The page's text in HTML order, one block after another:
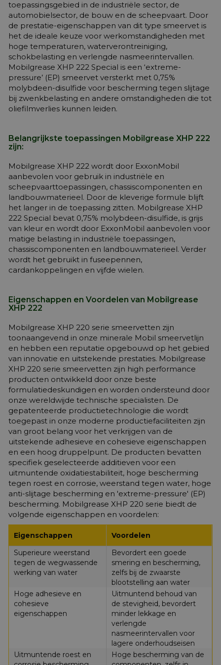
toepassingsgebied in de industriële sector, de
automobielsector, de bouw en de scheepvaart. Door
de prestatie-eigenschappen van dit type smeervet is
het de ideale keuze voor werkomstandigheden met
hoge temperaturen, waterverontreiniging,
schokbelasting en verlengde nasmeerintervallen.
Mobilgrease XHP 222 Special is een ‘extreme-
pressure’ (EP) smeervet versterkt met 0,75%
molybdeen-disulfide voor bescherming tegen slijtage
bij zwenkbelasting en andere omstandigheden die tot
oliefilmverlies kunnen leiden.
Belangrijkste toepassingen Mobilgrease XHP 222
zijn:
Mobilgrease XHP 222 wordt door ExxonMobil
aanbevolen voor gebruik in industriële en
scheepvaarttoepassingen, chassiscomponenten en
landbouwmaterieel. Door de kleverige formule blijft
het langer in de toepassing zitten. Mobilgrease XHP
222 Special bevat 0,75% molybdeen-disulfide, is grijs
van kleur en wordt door ExxonMobil aanbevolen voor
matige belasting in industriële toepassingen,
chassiscomponenten en landbouwmaterieel. Verder
wordt het gebruikt in fuseepennen,
cardankoppelingen en vijfde wielen.
Eigenschappen en Voordelen van Mobilgrease
XHP 222
Mobilgrease XHP 220 serie smeervetten zijn
toonaangevend in onze minerale Mobil smeervetlijn
en hebben een reputatie opgebouwd op het gebied
van innovatie en uitstekende prestaties. Mobilgrease
XHP 220 serie smeervetten zijn high performance
producten ontwikkeld door onze beste
formulatiedeskundigen en worden ondersteund door
onze wereldwijde technische specialisten. De
gepatenteerde productietechnologie die wordt
toegepast in onze moderne productiefaciliteiten zijn
van groot belang voor het verkrijgen van de
uitstekende adhesieve en cohesieve eigenschappen
en een hoog druppelpunt. De producten bevatten
specifiek geselecteerde additieven voor een
uitmuntende oxidatiestabiliteit, hoge bescherming
tegen roest en corrosie, weerstand tegen water, hoge
anti-slijtage bescherming en 'extreme-pressure' (EP)
bescherming. Mobilgrease XHP 220 serie biedt de
volgende eigenschappen en voordelen:
Eigenschappen
Voordelen
Superieure weerstand
tegen de wegwassende
werking van water
Bevordert een goede
smering en bescherming,
zelfs bij de zwaarste
blootstelling aan water
Hoge adhesieve en
cohesieve
eigenschappen
Uitmuntend behoud van
de stevigheid, bevordert
minder lekkage en
verlengde
nasmeerintervallen voor
lagere onderhoudseisen
Uitmuntende roest en
Hoge bescherming van de